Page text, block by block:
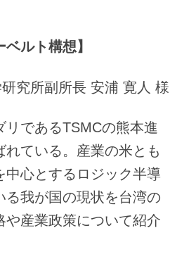
ベルト構想】
究所副所長 安浦 寛人 様
であるTSMCの熊本進
ている。産業の米とも
心とするロジック半導
我が国の現状を台湾の
や産業政策について紹介